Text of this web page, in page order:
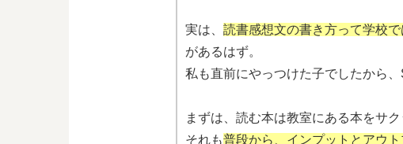
実は、読書感想文の書き方って学校
があるはず。
私も直前にやっつけた子でしたから
まずは、読む本は教室にある本をサ
それも普段から、インプットとアウ